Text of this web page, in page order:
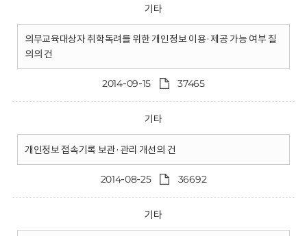
기타
의무교육대상자 취학독려를 위한 개인정보 이용·제공 가능 여부 질
의의 건
2014-09-15 37465
기타
개인정보 접속기록 보관·관리 개선의 건
2014-08-25 36692
기타